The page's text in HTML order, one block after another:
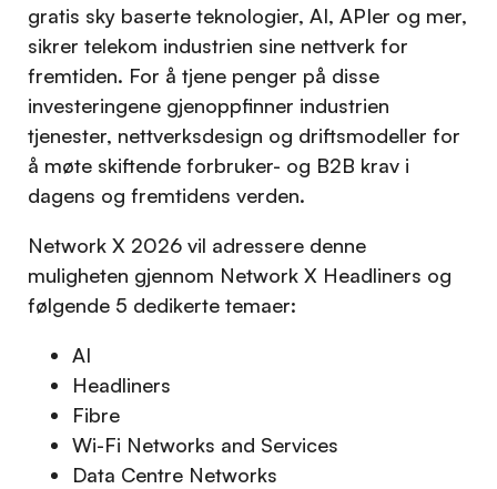
gratis sky baserte teknologier, AI, APIer og mer,
sikrer telekom industrien sine nettverk for
fremtiden. For å tjene penger på disse
investeringene gjenoppfinner industrien
tjenester, nettverksdesign og driftsmodeller for
å møte skiftende forbruker- og B2B krav i
dagens og fremtidens verden.
Network X 2026 vil adressere denne
muligheten gjennom Network X Headliners og
følgende 5 dedikerte temaer:
AI
Headliners
Fibre
Wi-Fi Networks and Services
Data Centre Networks